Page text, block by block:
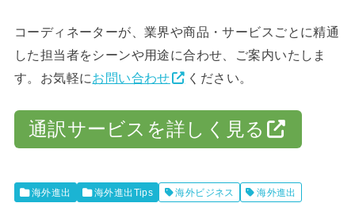
コーディネーターが、業界や商品・サービスごとに精通
した担当者をシーンや用途に合わせ、ご案内いたしま
す。お気軽にお問い合わせ ください。
通訳サービスを詳しく見る
海外進出 海外進出Tips 海外ビジネス 海外進出